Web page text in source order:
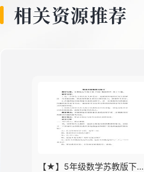
相关资源推荐
【★】5年级数学苏教版下册